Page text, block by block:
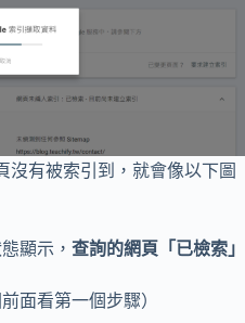
沒有被索引到，就會像以下圖
顯示， 查詢的網頁「已檢索」
面看第一個步驟）